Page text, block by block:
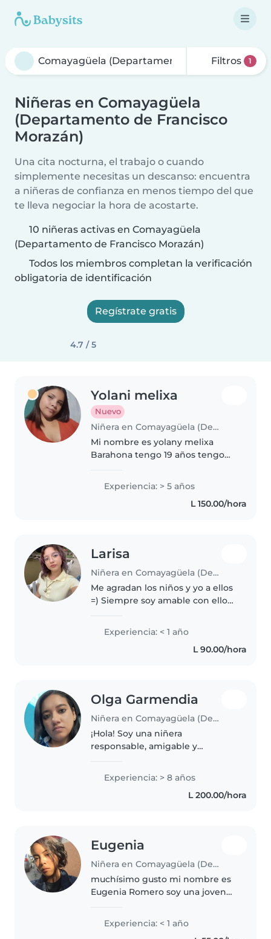
Filtros 1
Niñeras en Comayagüela
(Departamento de Francisco
Morazán)
Una cita nocturna, el trabajo o cuando
simplemente necesitas un descanso: encuentra
a niñeras de confianza en menos tiempo del que
te lleva negociar la hora de acostarte.
10 niñeras activas en Comayagüela
(Departamento de Francisco Morazán)
Todos los miembros completan la verificación
obligatoria de identificación
Regístrate gratis
4.7 / 5
Yolani melixa
Nuevo
Niñera en Comayagüela (Departamento de Francisco Morazán)
Mi nombre es yolany melixa
Barahona tengo 19 años tengo
tranquilo soy una madre que
necesita mantener a su hijo soy
responsable amable paciente
Experiencia: > 5 años
L 150.00/hora
Larisa
Niñera en Comayagüela (Departamento de Francisco Morazán)
Me agradan los niños y yo a ellos
=) Siempre soy amable con ellos
infancias del futuro del mundo!
Puedo conectar fácilmente con
sus necesidades y no me..
Experiencia: < 1 año
L 90.00/hora
Olga Garmendia
Niñera en Comayagüela (Departamento de Francisco Morazán)
¡Hola! Soy una niñera
responsable, amigable y
de experiencia cuidando niños
desde los 1 hasta los 10 años.
Tengo una licenciatura en
Experiencia: > 8 años
L 200.00/hora
Eugenia
Niñera en Comayagüela (Departamento de Francisco Morazán)
muchísimo gusto mi nombre es
Eugenia Romero soy una joven
podría decir que tengo el don de
la paciencia y de tratar de llegar
Experiencia: < 1 año